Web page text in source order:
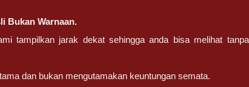
Bukan Warnaan.
tampilkan jarak dekat sehingga anda bisa melihat
dan bukan mengutamakan keuntungan semata.